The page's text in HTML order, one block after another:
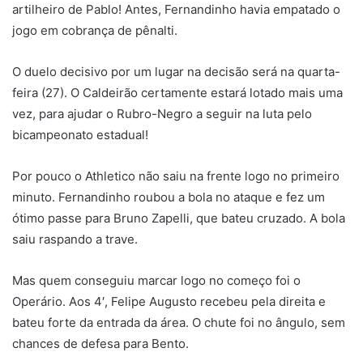
artilheiro de Pablo! Antes, Fernandinho havia empatado o
jogo em cobrança de pênalti.
O duelo decisivo por um lugar na decisão será na quarta-
feira (27). O Caldeirão certamente estará lotado mais uma
vez, para ajudar o Rubro-Negro a seguir na luta pelo
bicampeonato estadual!
Por pouco o Athletico não saiu na frente logo no primeiro
minuto. Fernandinho roubou a bola no ataque e fez um
ótimo passe para Bruno Zapelli, que bateu cruzado. A bola
saiu raspando a trave.
Mas quem conseguiu marcar logo no começo foi o
Operário. Aos 4′, Felipe Augusto recebeu pela direita e
bateu forte da entrada da área. O chute foi no ângulo, sem
chances de defesa para Bento.